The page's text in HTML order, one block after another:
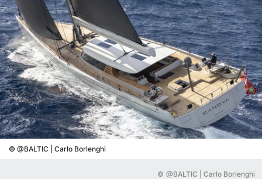
© @BALTIC | Carlo Borlenghi
© @BALTIC | Carlo Borlenghi